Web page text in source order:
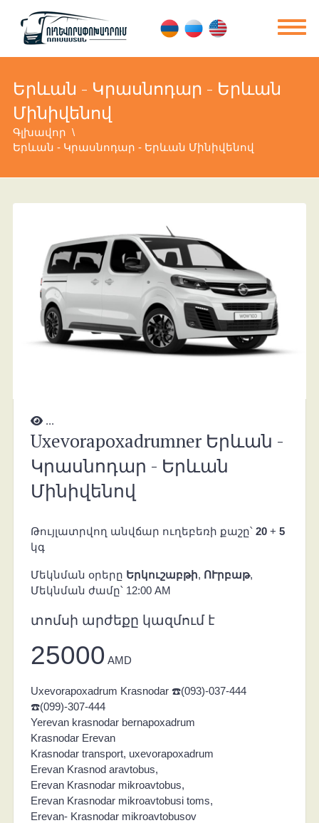
Երևան - Կրասնոդար - Երևան
Մինիվենով
Գլխավոր
Երևան - Կրասնոդար - Երևան Մինիվենով
...
Uxevorapoxadrumner Երևան -
Կրասնոդար - Երևան
Մինիվենով
Թույլատրվող անվճար ուղեբեռի քաշը՝ 20+ 5
կգ
Մեկնման օրերը Երկուշաբթի, ՈՒրբաթ,
Մեկնման ժամը՝ 12:00 AM
տոմսի արժեքը կազմում է
25000 AMD
Uxevorapoxadrum Krasnodar ☎️(093)-037-444
☎️(099)-307-444
Yerevan krasnodar bernapoxadrum
Krasnodar Erevan
Krasnodar transport, uxevorapoxadrum
Erevan Krasnod aravtobus,
Erevan Krasnodar mikroavtobus,
Erevan Krasnodar mikroavtobusi toms,
Erevan- Krasnodar mikroavtobusov